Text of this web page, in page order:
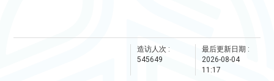
造访人次 :
545649
最后更新日期 :
2026-08-04
11:17